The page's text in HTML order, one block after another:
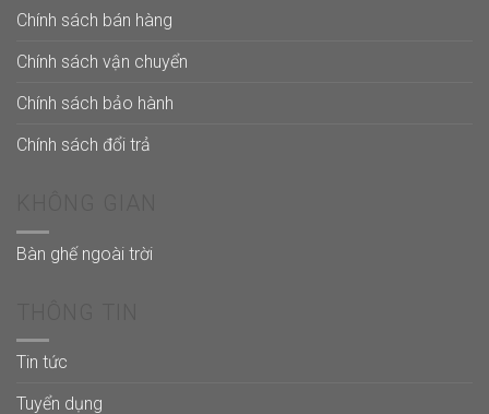
Chính sách bán hàng
Chính sách vận chuyển
Chính sách bảo hành
Chính sách đổi trả
Bàn ghế ngoài trời
Tin tức
Tuyển dụng